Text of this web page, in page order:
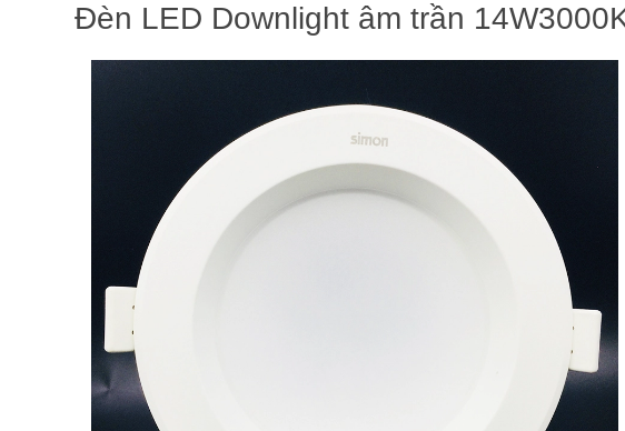
Đèn LED Downlight âm trần